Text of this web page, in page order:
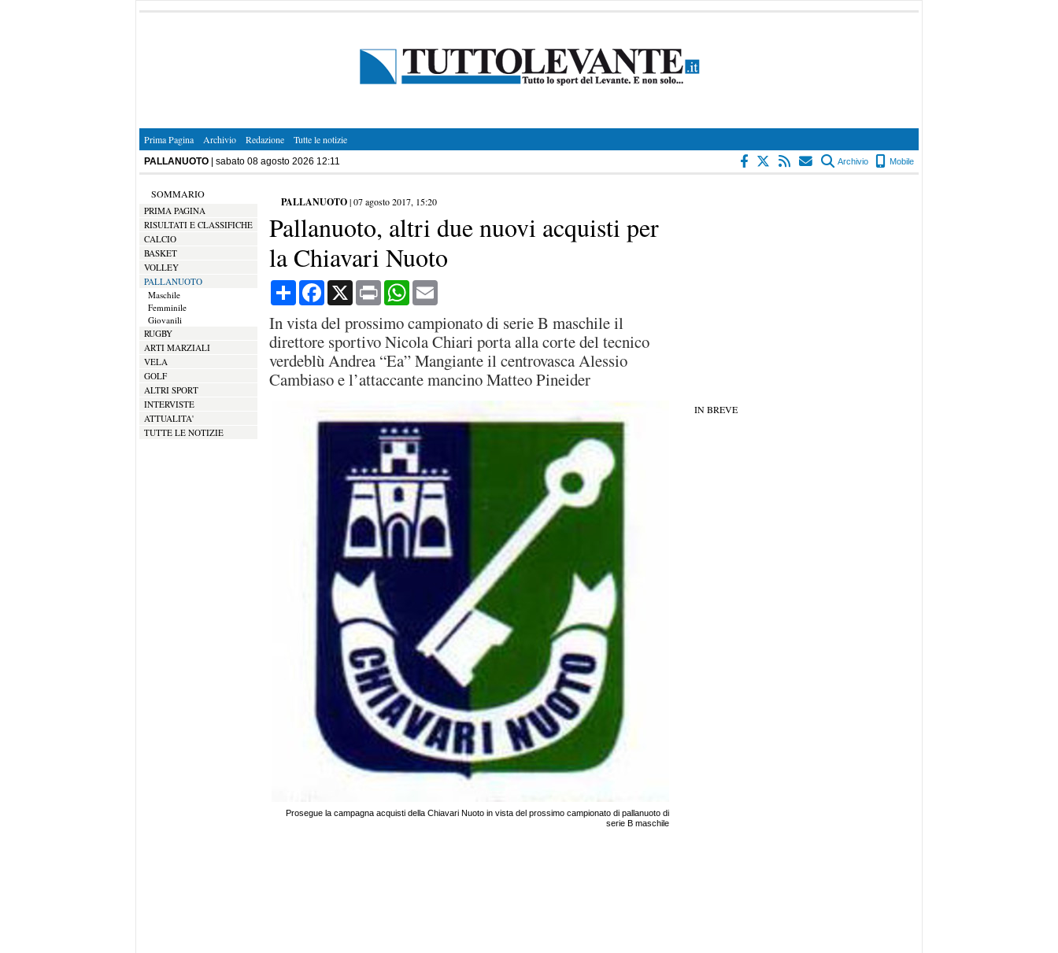
Prima Pagina Archivio Redazione Tutte le notizie
PALLANUOTO | sabato 08 agosto 2026 12:11 Archivio Mobile
SOMMARIO
PRIMA PAGINA
RISULTATI E CLASSIFICHE
CALCIO
BASKET
VOLLEY
PALLANUOTO
Maschile
Femminile
Giovanili
RUGBY
ARTI MARZIALI
VELA
GOLF
ALTRI SPORT
INTERVISTE
ATTUALITA'
TUTTE LE NOTIZIE
PALLANUOTO|07 agosto 2017, 15:20
Pallanuoto, altri due nuovi acquisti per
la Chiavari Nuoto
CondividiFacebook
X Print WhatsApp
In vista del prossimo campionato di serie B maschile il
direttore sportivo Nicola Chiari porta alla corte del tecnico
verdeblù Andrea “Ea” Mangiante il centrovasca Alessio
Cambiaso e l’attaccante mancino Matteo Pineider
Prosegue la campagna acquisti della Chiavari Nuoto in vista del prossimo campionato di pallanuoto di
serie B maschile
IN BREVE